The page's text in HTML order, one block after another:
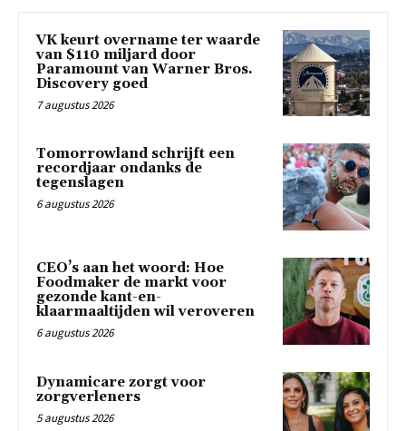
VK keurt overname ter waarde
van $110 miljard door
Paramount van Warner Bros.
Discovery goed
7 augustus 2026
Tomorrowland schrijft een
recordjaar ondanks de
tegenslagen
6 augustus 2026
CEO’s aan het woord: Hoe
Foodmaker de markt voor
gezonde kant-en-
klaarmaaltijden wil veroveren
6 augustus 2026
Dynamicare zorgt voor
zorgverleners
5 augustus 2026